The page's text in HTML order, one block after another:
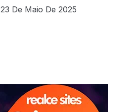
23 De Maio De 2025